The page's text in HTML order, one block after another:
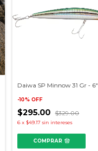
Daiwa SP Minnow 31 Gr - 6"
-10% OFF
$295.00 $329.00
6 x $49.17 sin intereses
COMPRAR